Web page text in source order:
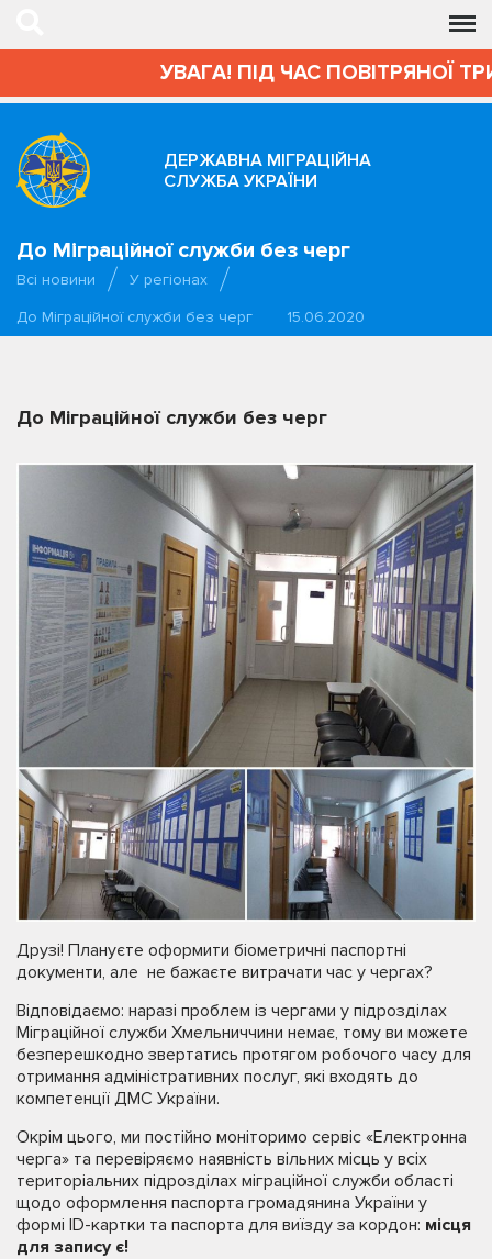
УВАГА! ПІД ЧАС ПОВІТРЯНОЇ
ДЕРЖАВНА МІГРАЦІЙНА
СЛУЖБА УКРАЇНИ
До Міграційної служби без черг
Всі новини
У регіонах
До Міграційної служби без черг
15.06.2020
До Міграційної служби без черг
Друзі! Плануєте оформити біометричні паспортні
документи, але не бажаєте витрачати час у чергах?
Відповідаємо: наразі проблем із чергами у підрозділах
Міграційної служби Хмельниччини немає, тому ви можете
безперешкодно звертатись протягом робочого часу для
отримання адміністративних послуг, які входять до
компетенції ДМС України.
Окрім цього, ми постійно моніторимо сервіс «Електронна
черга» та перевіряємо наявність вільних місць у всіх
територіальних підрозділах міграційної служби області
щодо оформлення паспорта громадянина України у
формі ID-картки та паспорта для виїзду за кордон: місця
для запису є!